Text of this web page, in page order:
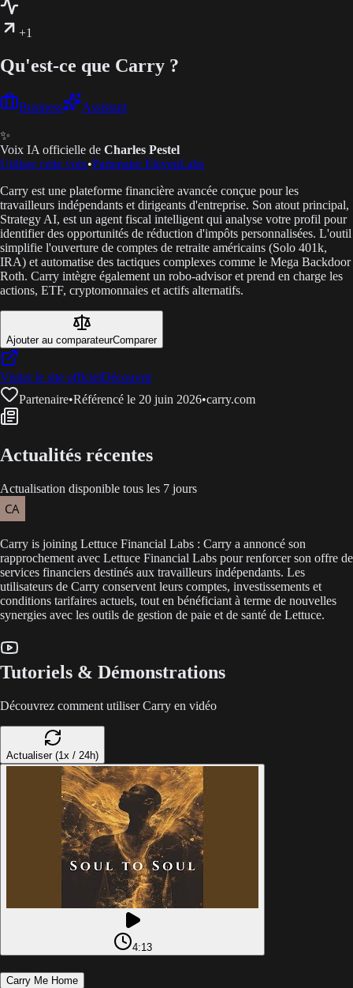
+1
Qu'est-ce que Carry ?
Business Assistant
✨
Voix IA officielle de Charles Pestel
Utiliser cette voix•Partenaire ElevenLabs
Carry est une plateforme financière avancée conçue pour les
travailleurs indépendants et dirigeants d'entreprise. Son atout principal,
Strategy AI, est un agent fiscal intelligent qui analyse votre profil pour
identifier des opportunités de réduction d'impôts personnalisées. L'outil
simplifie l'ouverture de comptes de retraite américains (Solo 401k,
IRA) et automatise des tactiques complexes comme le Mega Backdoor
Roth. Carry intègre également un robo-advisor et prend en charge les
actions, ETF, cryptomonnaies et actifs alternatifs.
Ajouter au comparateurComparer
Visiter le site officielDécouvrir
Partenaire•Référencé le 20 juin 2026•carry.com
Actualités récentes
Actualisation disponible tous les 7 jours
Carry is joining Lettuce Financial Labs : Carry a annoncé son
rapprochement avec Lettuce Financial Labs pour renforcer son offre de
services financiers destinés aux travailleurs indépendants. Les
utilisateurs de Carry conservent leurs comptes, investissements et
conditions tarifaires actuels, tout en bénéficiant à terme de nouvelles
synergies avec les outils de gestion de paie et de santé de Lettuce.
Tutoriels & Démonstrations
Découvrez comment utiliser Carry en vidéo
Actualiser (1x / 24h)
4:13
Carry Me Home